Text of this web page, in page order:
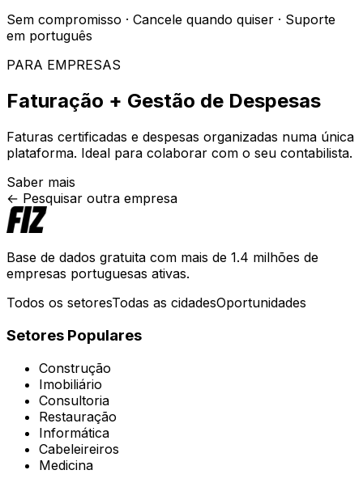
Sem compromisso · Cancele quando quiser · Suporte
em português
PARA EMPRESAS
Faturação + Gestão de Despesas
Faturas certificadas e despesas organizadas numa única
plataforma. Ideal para colaborar com o seu contabilista.
Saber mais
← Pesquisar outra empresa
Base de dados gratuita com mais de 1.4 milhões de
empresas portuguesas ativas.
Todos os setoresTodas as cidadesOportunidades
Setores Populares
Construção
Imobiliário
Consultoria
Restauração
Informática
Cabeleireiros
Medicina